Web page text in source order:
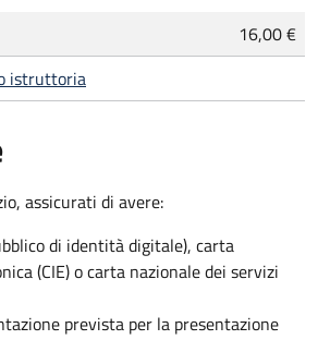
16,00 €
istruttoria
assicurati di avere:
di identità digitale), carta
(CIE) o carta nazionale dei servizi
prevista per la presentazione